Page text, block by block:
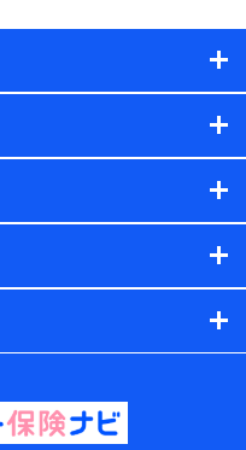
ユーザー登録受付および
る保険会社・提携会社の
め
用履歴、ウェブサイトの